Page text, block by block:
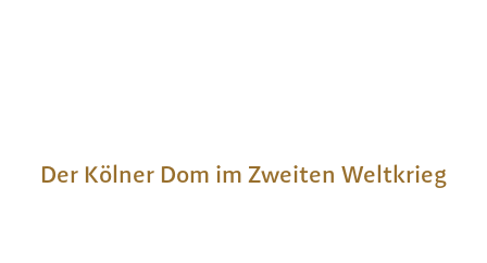
Der Kölner Dom im Zweiten Weltkrieg